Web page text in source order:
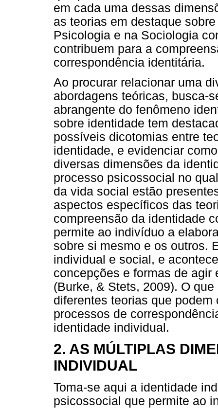
em cada uma dessas
as teorias em destaque
Psicologia e na Sociologia
contribuem para a
correspondência identitária.
Ao procurar relacionar uma
abordagens teóricas, busca-
abrangente do fenômeno
sobre identidade tem
possíveis dicotomias entre
identidade, e evidenciar
diversas dimensões da
processo psicossocial no
da vida social estão
aspectos específicos das
compreensão da identidade
permite ao indivíduo a
sobre si mesmo e os outros.
individual e social, e
concepções e formas de
(Burke, & Stets, 2009). O
diferentes teorias que
processos de
identidade individual.
2. AS MÚLTIPLAS
INDIVIDUAL
Toma-se aqui a identidade
psicossocial que permite ao